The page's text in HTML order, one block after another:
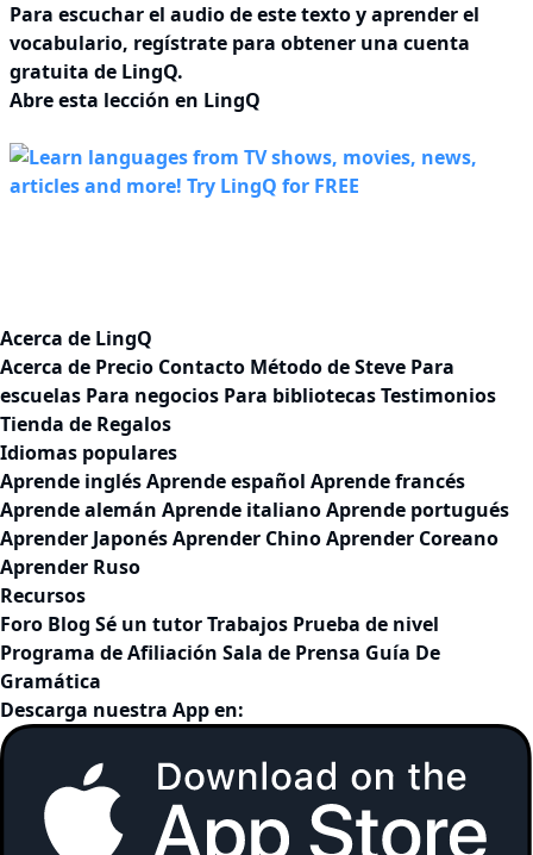
Para escuchar el audio de este texto y aprender el
vocabulario, regístrate para obtener una cuenta
gratuita de LingQ.
Abre esta lección en LingQ
Acerca de LingQ
Acerca de Precio Contacto Método de Steve Para
escuelas Para negocios Para bibliotecasTestimonios
Tienda de Regalos
Idiomas populares
Aprende inglésAprende español Aprende francés
Aprende alemán Aprende italianoAprende portugués
Aprender JaponésAprender ChinoAprender Coreano
Aprender Ruso
Recursos
Foro Blog Sé un tutorTrabajos Prueba de nivel
Programa de Afiliación Sala de Prensa Guía De
Gramática
Descarga nuestra App en: